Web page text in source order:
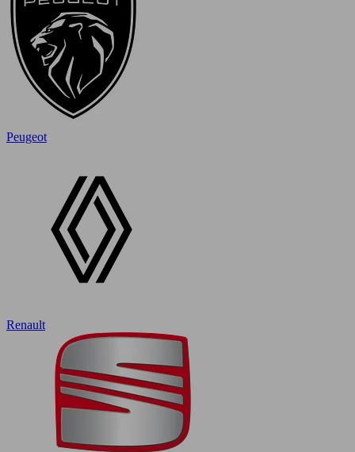
Peugeot
Renault